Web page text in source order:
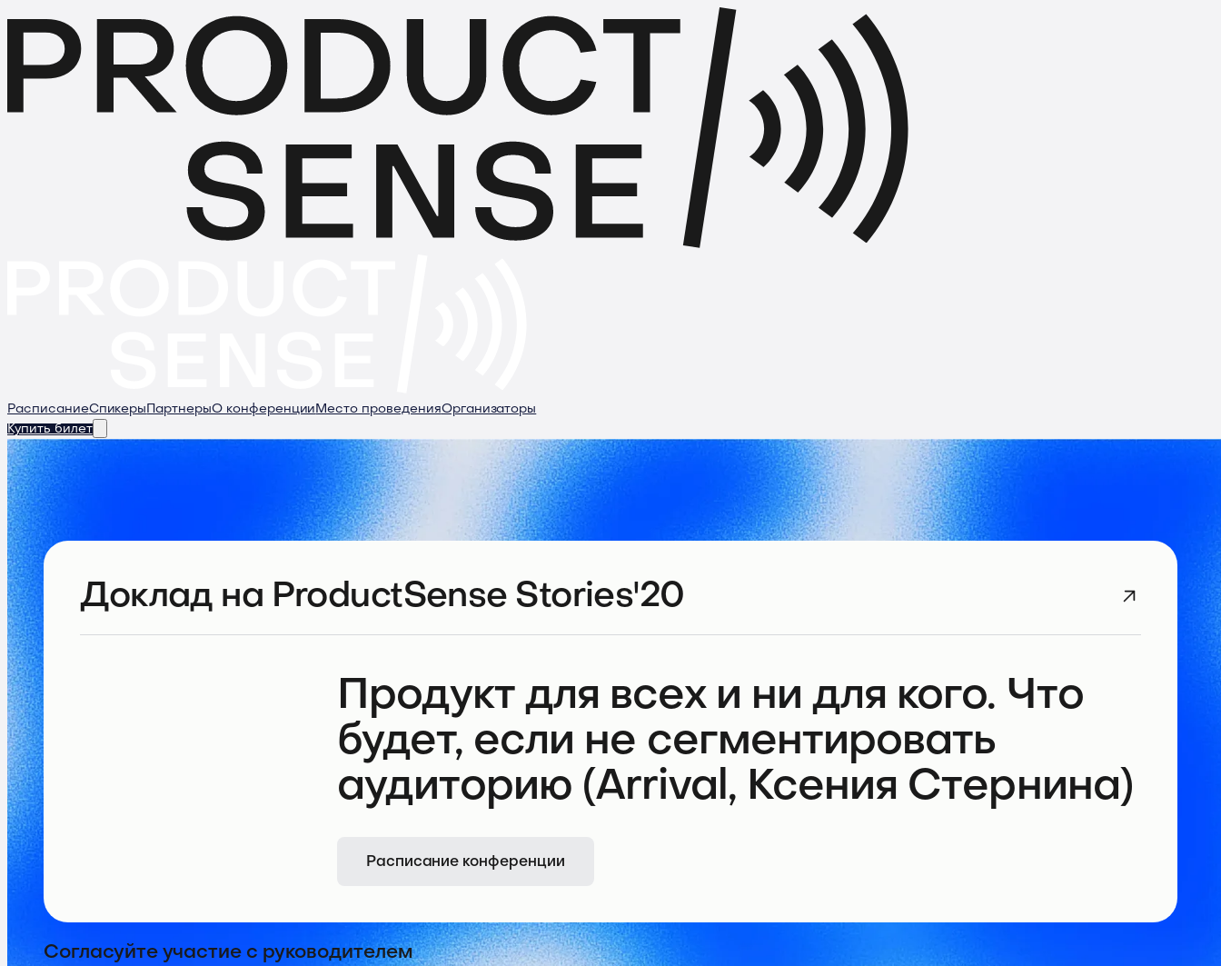
РасписаниеСпикеры ПартнерыО конференции Место проведенияОрганизаторы
Купить билет
Доклад на ProductSense Stories'20
Продукт для всех и ни для кого. Что
будет, если не сегментировать
аудиторию (Arrival, Ксения Стернина)
Расписание конференции
Согласуйте участие с руководителем